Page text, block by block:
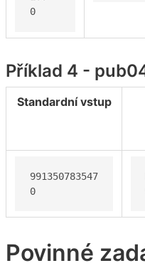
0
Příklad 4 -
Standardní vstup
991350783547
0
Povinné